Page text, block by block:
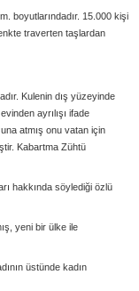
boyutlarındadır. 15.000 kişi
traverten taşlardan
Kulenin dış yüzeyinde
ayrılışı ifade
atmış onu vatan için
Kabartma Zühtü
hakkında söylediği özlü
yeni bir ülke ile
üstünde kadın